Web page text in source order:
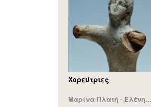
Χορεύτριες
Μαρίνα Πλατή - Ελένη...